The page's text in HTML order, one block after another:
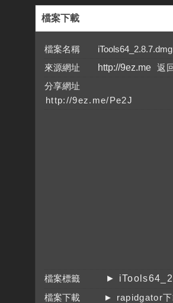
檔案下載
檔案名稱 iTools64_2.8.7.dmg
來源網址
http://9ez.me
分享網址
檔案標籤
► iTools64_2
檔案下載